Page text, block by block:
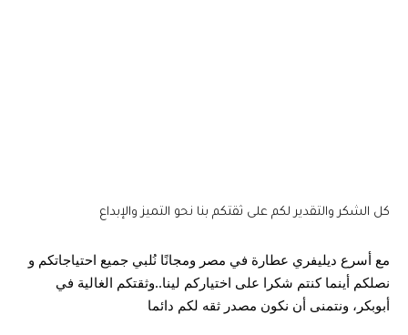
كل الشكر والتقدير لكم على ثقتكم بنا نحو التميز والإبداع
مع أسرع ديليفري عطارة في مصر ومجانًا نُلبي جميع احتياجاتكم و
نصلكم أينما كنتم شكرا على اختياركم لينا..وثقتكم الغالية في
أبوبكر، ونتمنى أن نكون مصدر ثقه لكم دائما